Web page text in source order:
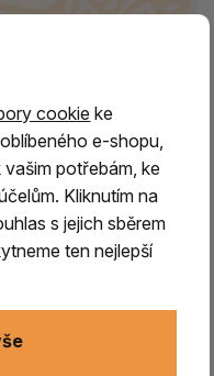
/ 1.
známý svými
od sytě purpurové
narůžovělou. Tento
kde je jeho naleziště
cookie ke
e-shopu,
potřebám, ke
Kliknutím na
s jejich sběrem
ten nejlepší